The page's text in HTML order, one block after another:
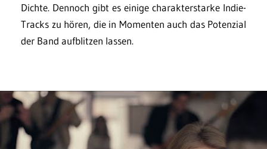
Dichte. Dennoch gibt es einige charakterstarke Indie-
Tracks zu hören, die in Momenten auch das Potenzial
der Band aufblitzen lassen.